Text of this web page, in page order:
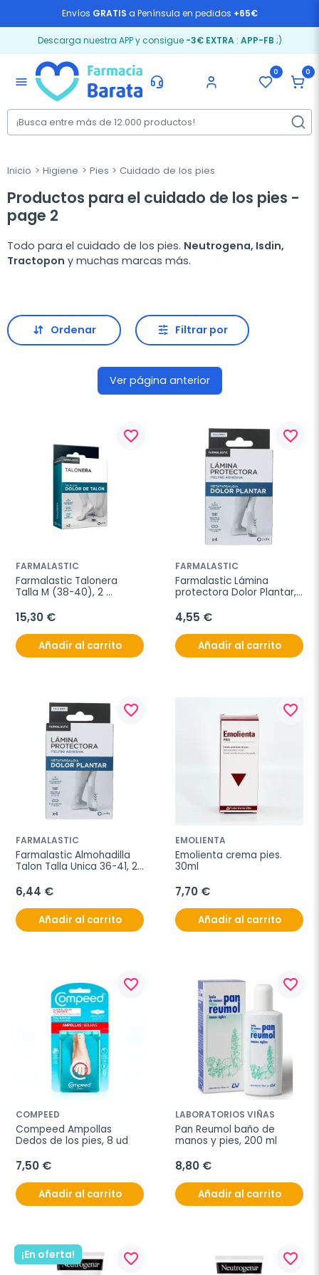
Envíos GRATIS a Península en pedidos +65€
Descarga nuestra APP y consigue -3€ EXTRA: APP-FB ;)
menu
0 0
Inicio Higiene Pies Cuidado de los pies
Productos para el cuidado de los pies -
page 2
Todo para el cuidado de los pies. Neutrogena, Isdin,
Tractopon y muchas marcas más.
Ordenar Filtrar por
Ver página anterior
favorite_border
FARMALASTIC
Farmalastic Talonera
Talla M (38-40), 2
15,30 €
Añadir al carrito
favorite_border
FARMALASTIC
Farmalastic Lámina
protectora Dolor Plantar,
4,55 €
Añadir al carrito
favorite_border
FARMALASTIC
Farmalastic Almohadilla
Talon Talla Unica 36-41, 2
6,44 €
Añadir al carrito
favorite_border
EMOLIENTA
Emolienta crema pies.
30ml
7,70 €
Añadir al carrito
favorite_border
COMPEED
Compeed Ampollas
Dedos de los pies, 8 ud
7,50 €
Añadir al carrito
favorite_border
LABORATORIOS VIÑAS
Pan Reumol baño de
manos y pies, 200 ml
8,80 €
Añadir al carrito
¡En oferta! favorite_border favorite_border